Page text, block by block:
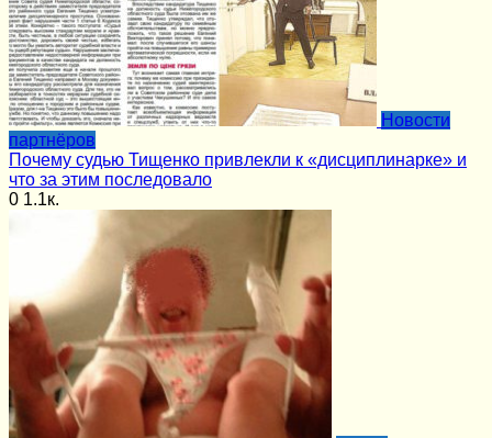
Новости
партнёров
Почему судью Тищенко привлекли к «дисциплинарке» и
что за этим последовало
0 1.1к.